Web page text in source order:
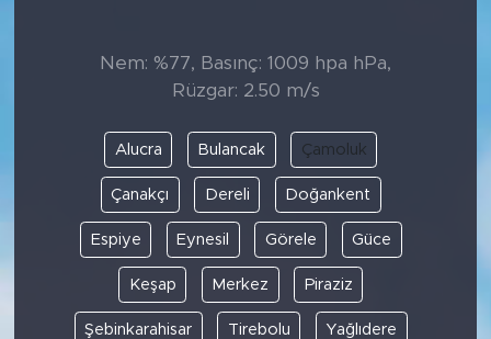
Nem: %77, Basınç: 1009 hpa hPa,
Rüzgar: 2.50 m/s
Alucra Bulancak Çamoluk
Çanakçı Dereli Doğankent
Espiye Eynesil Görele Güce
Keşap Merkez Piraziz
Şebinkarahisar Tirebolu Yağlıdere
DİNİ
POLİTİKA
EKONOMİ
SPOR
KÜLTÜR SANAT